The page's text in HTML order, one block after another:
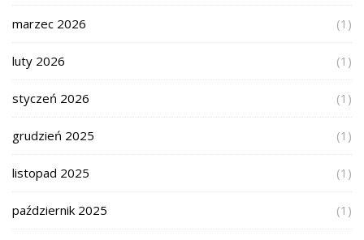
marzec 2026 (1)
luty 2026 (1)
styczeń 2026 (1)
grudzień 2025 (1)
listopad 2025 (1)
październik 2025 (1)